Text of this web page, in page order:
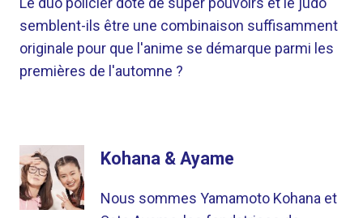
semblent-ils être une combinaison suffisamment
originale pour que l'anime se démarque parmi les
premières de l'automne ?
Kohana & Ayame
Nous sommes Yamamoto Kohana et